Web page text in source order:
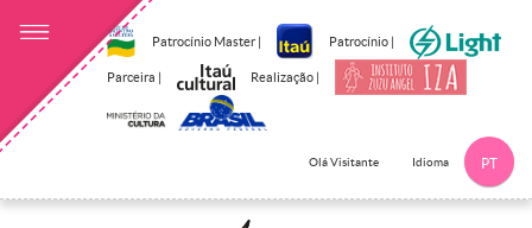
Patrocínio Master | Patrocínio |
Parceira | Realização |
Olá Visitante Idioma PT